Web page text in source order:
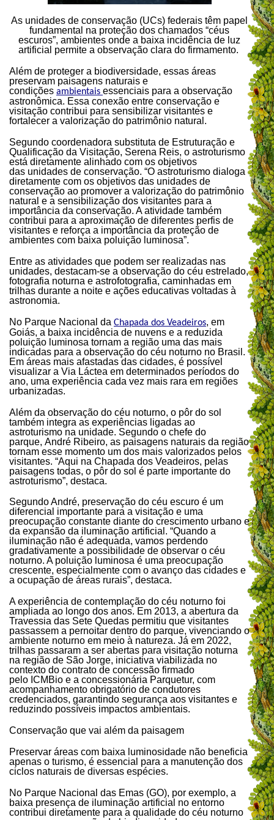
As unidades de conservação (UCs) federais têm papel
fundamental na proteção dos chamados “céus
escuros”, ambientes onde a baixa incidência de luz
artificial permite a observação clara do firmamento.
Além de proteger a biodiversidade, essas áreas
preservam paisagens naturais e
condições ambientais essenciais para a observação
astronômica. Essa conexão entre conservação e
visitação contribui para sensibilizar visitantes e
fortalecer a valorização do patrimônio natural.
Segundo coordenadora substituta de Estruturação e
Qualificação da Visitação, Serena Reis, o astroturismo
está diretamente alinhado com os objetivos
das unidades de conservação. “O astroturismo dialoga
diretamente com os objetivos das unidades de
conservação ao promover a valorização do patrimônio
natural e a sensibilização dos visitantes para a
importância da conservação. A atividade também
contribui para a aproximação de diferentes perfis de
visitantes e reforça a importância da proteção de
ambientes com baixa poluição luminosa”.
Entre as atividades que podem ser realizadas nas
unidades, destacam-se a observação do céu estrelado,
fotografia noturna e astrofotografia, caminhadas em
trilhas durante a noite e ações educativas voltadas à
astronomia.
No Parque Nacional da Chapada dos Veadeiros, em
Goiás, a baixa incidência de nuvens e a reduzida
poluição luminosa tornam a região uma das mais
indicadas para a observação do céu noturno no Brasil.
Em áreas mais afastadas das cidades, é possível
visualizar a Via Láctea em determinados períodos do
ano, uma experiência cada vez mais rara em regiões
urbanizadas.
Além da observação do céu noturno, o pôr do sol
também integra as experiências ligadas ao
astroturismo na unidade. Segundo o chefe do
parque, André Ribeiro, as paisagens naturais da região
tornam esse momento um dos mais valorizados pelos
visitantes. “Aqui na Chapada dos Veadeiros, pelas
paisagens todas, o pôr do sol é parte importante do
astroturismo”, destaca.
Segundo André, preservação do céu escuro é um
diferencial importante para a visitação e uma
preocupação constante diante do crescimento urbano e
da expansão da iluminação artificial. “Quando a
iluminação não é adequada, vamos perdendo
gradativamente a possibilidade de observar o céu
noturno. A poluição luminosa é uma preocupação
crescente, especialmente com o avanço das cidades e
a ocupação de áreas rurais”, destaca.
A experiência de contemplação do céu noturno foi
ampliada ao longo dos anos. Em 2013, a abertura da
Travessia das Sete Quedas permitiu que visitantes
passassem a pernoitar dentro do parque, vivenciando o
ambiente noturno em meio à natureza. Já em 2022,
trilhas passaram a ser abertas para visitação noturna
na região de São Jorge, iniciativa viabilizada no
contexto do contrato de concessão firmado
pelo ICMBio e a concessionária Parquetur, com
acompanhamento obrigatório de condutores
credenciados, garantindo segurança aos visitantes e
reduzindo possíveis impactos ambientais.
Conservação que vai além da paisagem
Preservar áreas com baixa luminosidade não beneficia
apenas o turismo, é essencial para a manutenção dos
ciclos naturais de diversas espécies.
No Parque Nacional das Emas (GO), por exemplo, a
baixa presença de iluminação artificial no entorno
contribui diretamente para a qualidade do céu noturno